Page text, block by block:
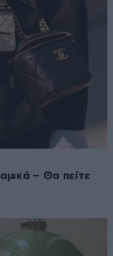
– Θα πείτε